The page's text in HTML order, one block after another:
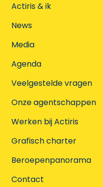
Actiris & ik
News
Media
Agenda
Veelgestelde vragen
Onze agentschappen
Werken bij Actiris
Grafisch charter
Beroepenpanorama
Contact